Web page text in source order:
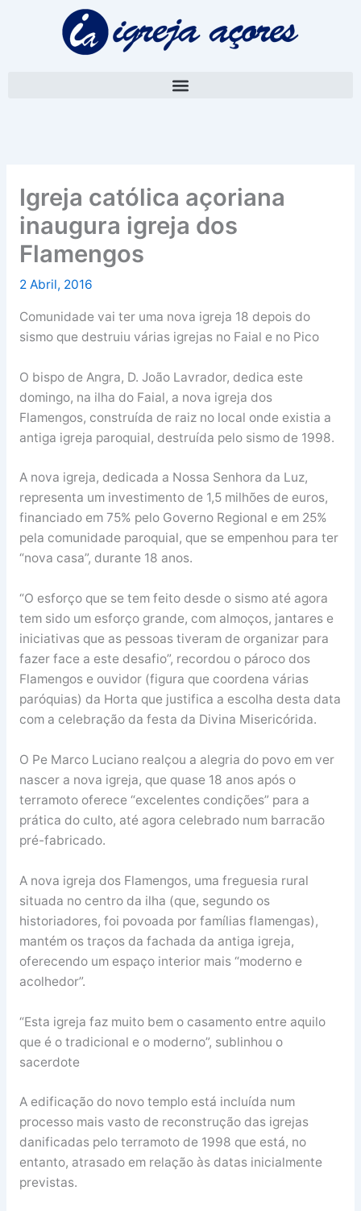
Igreja católica açoriana
inaugura igreja dos
Flamengos
2 Abril, 2016
Comunidade vai ter uma nova igreja 18 depois do
sismo que destruiu várias igrejas no Faial e no Pico
O bispo de Angra, D. João Lavrador, dedica este
domingo, na ilha do Faial, a nova igreja dos
Flamengos, construída de raiz no local onde existia a
antiga igreja paroquial, destruída pelo sismo de 1998.
A nova igreja, dedicada a Nossa Senhora da Luz,
representa um investimento de 1,5 milhões de euros,
financiado em 75% pelo Governo Regional e em 25%
pela comunidade paroquial, que se empenhou para ter
“nova casa”, durante 18 anos.
“O esforço que se tem feito desde o sismo até agora
tem sido um esforço grande, com almoços, jantares e
iniciativas que as pessoas tiveram de organizar para
fazer face a este desafio”, recordou o pároco dos
Flamengos e ouvidor (figura que coordena várias
paróquias) da Horta que justifica a escolha desta data
com a celebração da festa da Divina Misericórida.
O Pe Marco Luciano realçou a alegria do povo em ver
nascer a nova igreja, que quase 18 anos após o
terramoto oferece “excelentes condições” para a
prática do culto, até agora celebrado num barracão
pré-fabricado.
A nova igreja dos Flamengos, uma freguesia rural
situada no centro da ilha (que, segundo os
historiadores, foi povoada por famílias flamengas),
mantém os traços da fachada da antiga igreja,
oferecendo um espaço interior mais “moderno e
acolhedor”.
“Esta igreja faz muito bem o casamento entre aquilo
que é o tradicional e o moderno”, sublinhou o
sacerdote
A edificação do novo templo está incluída num
processo mais vasto de reconstrução das igrejas
danificadas pelo terramoto de 1998 que está, no
entanto, atrasado em relação às datas inicialmente
previstas.